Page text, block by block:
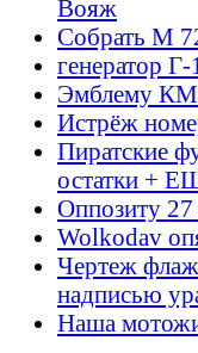
Вояж
Собрать М
генератор
Эмблему
Истрёж
Пиратские
остатки +
Оппозиту
Wolkodav
Чертеж
надписью
Наша